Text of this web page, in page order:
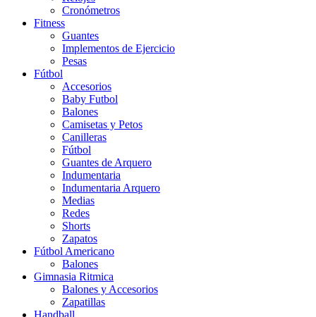
Cronómetros
Fitness
Guantes
Implementos de Ejercicio
Pesas
Fútbol
Accesorios
Baby Futbol
Balones
Camisetas y Petos
Canilleras
Fútbol
Guantes de Arquero
Indumentaria
Indumentaria Arquero
Medias
Redes
Shorts
Zapatos
Fútbol Americano
Balones
Gimnasia Ritmica
Balones y Accesorios
Zapatillas
Handball